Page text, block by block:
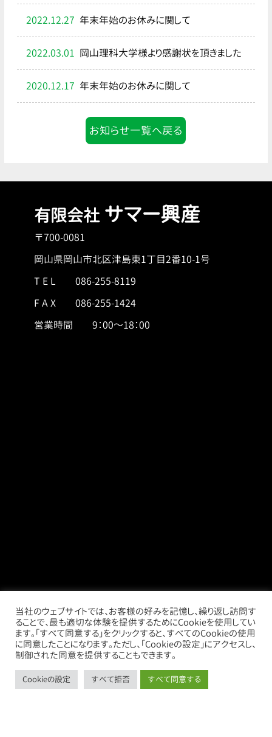
2022.12.27 年末年始のお休みに関して
2022.03.01 岡山理科大学様より感謝状を頂きました
2020.12.17 年末年始のお休みに関して
お知らせ一覧へ戻る
有限会社サマー興産
〒700-0081
岡山県岡山市北区津島東1丁目2番10-1号
T E L 086-255-8119
F A X 086-255-1424
営業時間 9：00～18：00
call mail store
当社のウェブサイトでは、お客様の好みを記憶し、繰り返し訪問す
ることで、最も適切な体験を提供するためにCookieを使用してい
ます。「すべて同意する」をクリックすると、すべてのCookieの使用
に同意したことになります。ただし、「Cookieの設定」にアクセスし、
制御された同意を提供することもできます。
Cookieの設定 すべて拒否 すべて同意する